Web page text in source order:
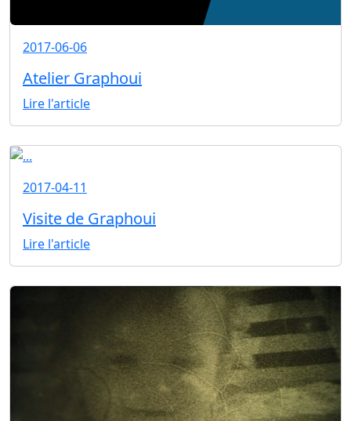
2017-06-06
Atelier Graphoui
Lire l'article
2017-04-11
Visite de Graphoui
Lire l'article